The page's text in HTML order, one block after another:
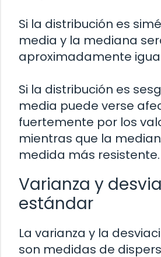
Si la distribución es
media y la mediana
aproximadamente
Si la distribución es
media puede verse
fuertemente por los
mientras que la
medida más resistente.
Varianza y
estándar
La varianza y la
son medidas de